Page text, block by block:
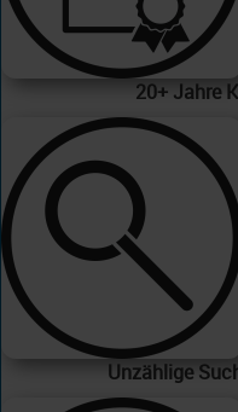
20+ Jahre
Unzählige